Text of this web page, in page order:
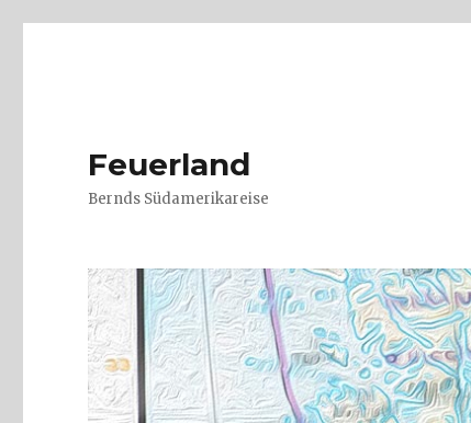
Feuerland
Bernds Südamerikareise